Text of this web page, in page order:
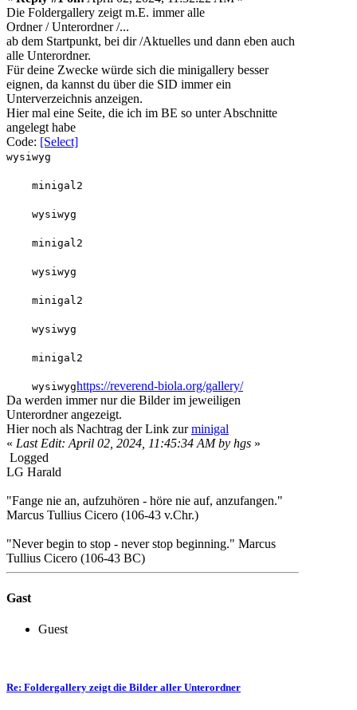
Die Foldergallery zeigt m.E. immer alle
Ordner / Unterordner /...
ab dem Startpunkt, bei dir /Aktuelles und dann eben auch
alle Unterordner.
Für deine Zwecke würde sich die minigallery besser
eignen, da kannst du über die SID immer ein
Unterverzeichnis anzeigen.
Hier mal eine Seite, die ich im BE so unter Abschnitte
angelegt habe
Code: [Select]
wysiwyg
minigal2
wysiwyg
minigal2
wysiwyg
minigal2
wysiwyg
minigal2
wysiwyghttps://reverend-biola.org/gallery/
Da werden immer nur die Bilder im jeweiligen
Unterordner angezeigt.
Hier noch als Nachtrag der Link zurminigal
« Last Edit: April 02, 2024, 11:45:34 AM by hgs »
Logged
LG Harald
"Fange nie an, aufzuhören - höre nie auf, anzufangen."
Marcus Tullius Cicero (106-43 v.Chr.)
"Never begin to stop - never stop beginning." Marcus
Tullius Cicero (106-43 BC)
Gast
Guest
Re: Foldergallery zeigt die Bilder aller Unterordner